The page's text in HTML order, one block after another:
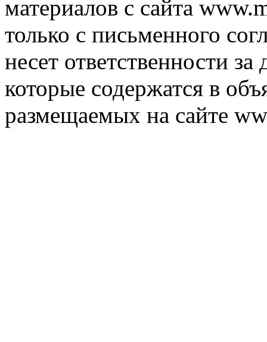
материалов с сайта
только с письменного
несет ответственности
которые содержатся в
размещаемых на сайте